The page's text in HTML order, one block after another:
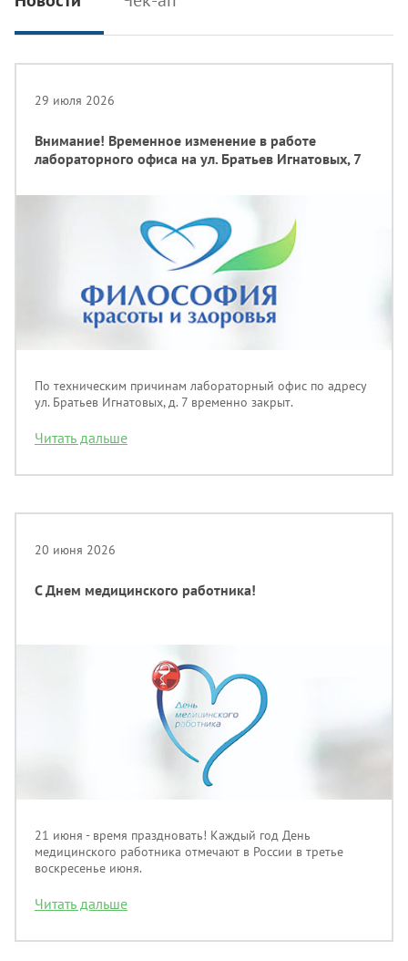
29 июля 2026
Внимание! Временное изменение в работе
лабораторного офиса на ул. Братьев Игнатовых, 7
По техническим причинам лабораторный офис по адресу
ул. Братьев Игнатовых, д. 7 временно закрыт.
Читать дальше
20 июня 2026
C Днем медицинского работника!
21 июня - время праздновать! Каждый год День
медицинского работника отмечают в России в третье
воскресенье июня.
Читать дальше